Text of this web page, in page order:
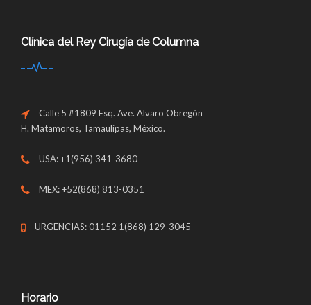
Clínica del Rey Cirugía de Columna
Calle 5 #1809 Esq. Ave. Alvaro Obregón
H. Matamoros, Tamaulipas, México.
USA: +1(956) 341-3680
MEX: +52(868) 813-0351
URGENCIAS: 01152 1(868) 129-3045
Horario